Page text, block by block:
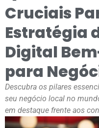
Cruciais
Estratégia
Digital
para
Descubra os pilares
seu negócio local no
em destaque frente aos